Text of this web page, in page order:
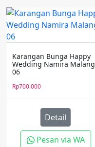
Karangan Bunga Happy
Wedding Namira Malang
06
Rp700.000
Detail
Pesan via WA